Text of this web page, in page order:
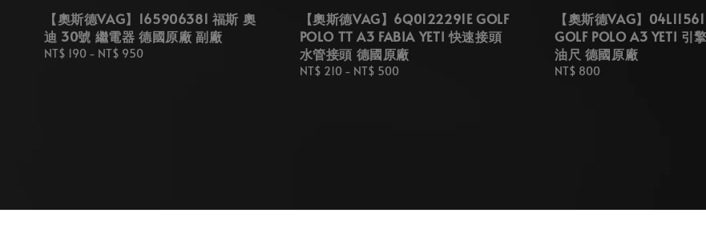
【奧斯德VAG】165906381 福斯 奧
迪 30號 繼電器 德國原廠 副廠
Regular
NT$ 190 - NT$ 950
【奧斯德VAG】6Q0122291E GOLF
POLO TT A3 FABIA YETI 快速接頭
水管接頭 德國原廠
Regular
NT$ 210- NT$ 500
【奧斯德VAG】
GOLF POLO A3 YETI 引
油尺 德國原廠
Regular
NT$ 800